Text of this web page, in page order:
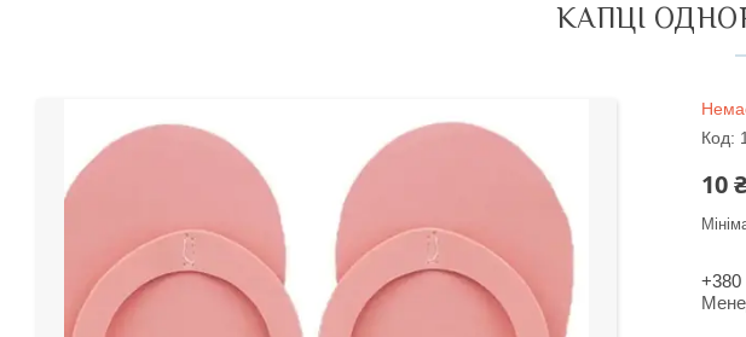
КАПЦІ
Код:
10 ₴
+380